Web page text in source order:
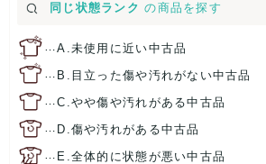
同じ状態ランク の商品を探す
…A.未使用に近い中古品
… B.目立った傷や汚れがない中古品
…C.やや傷や汚れがある中古品
… D.傷や汚れがある中古品
… E.全体的に状態が悪い中古品